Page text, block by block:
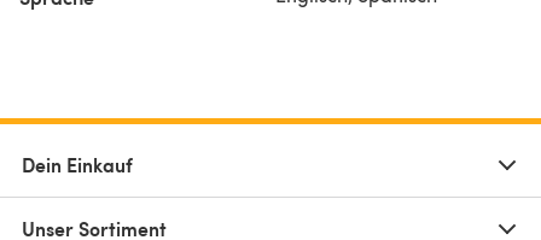
Dein Einkauf
Unser Sortiment